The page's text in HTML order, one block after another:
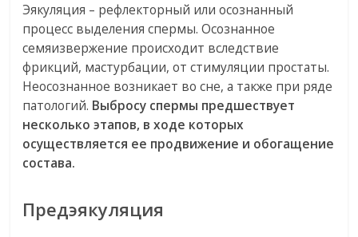
Эякуляция – рефлекторный или осознанный
процесс выделения спермы. Осознанное
семяизвержение происходит вследствие
фрикций, мастурбации, от стимуляции простаты.
Неосознанное возникает во сне, а также при ряде
патологий. Выбросу спермы предшествует
несколько этапов, в ходе которых
осуществляется ее продвижение и обогащение
состава.
Предэякуляция